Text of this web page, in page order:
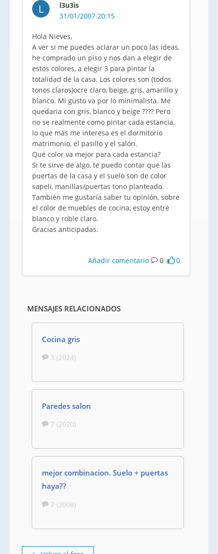
L
l3u3is
31/01/2007 20:15
Hola Nieves,
A ver si me puedes aclarar un poco las ideas,
he comprado un piso y nos dan a elegir de
estos colores, a elegir 3 para pintar la
totalidad de la casa. Los colores son (todos
tonos claros)ocre claro, beige, gris, amarillo y
blanco. Mi gusto va por lo minimalista. Me
quedaria con gris, blanco y beige ???? Pero
no se realmente como pintar cada estancia,
lo que más me interesa es el dormitorio
matrimonio, el pasillo y el salón.
Qué color va mejor para cada estancia?
Si te sirve de algo, te puedo contar que las
puertas de la casa y el suelo son de color
sapeli, manillas/puertas tono planteado.
También me gustaría saber tu opinión, sobre
el color de muebles de cocina, estoy entre
blanco y roble claro.
Gracias anticipadas.
Añadir comentario 0 0
MENSAJES RELACIONADOS
Cocina gris
3 (2024)
Paredes salon
7 (2020)
mejor combinacion. Suelo + puertas
haya??
7 (2008)